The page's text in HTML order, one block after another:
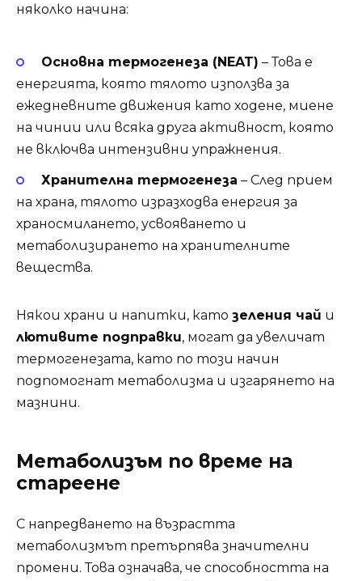
няколко начина:
Основна термогенеза (NEAT) – Това е
енергията, която тялото използва за
ежедневните движения като ходене, миене
на чинии или всяка друга активност, която
не включва интензивни упражнения.
Хранителна термогенеза – След прием
на храна, тялото изразходва енергия за
храносмилането, усвояването и
метаболизирането на хранителните
вещества.
Някои храни и напитки, като зеления чай и
лютивите подправки, могат да увеличат
термогенезата, като по този начин
подпомогнат метаболизма и изгарянето на
мазнини.
Метаболизъм по време на
стареене
С напредването на възрастта
метаболизмът претърпява значителни
промени. Това означава, че способността на